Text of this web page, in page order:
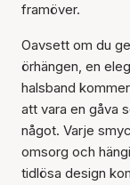
framöver.
Oavsett om du
örhängen, en
halsband
att vara en gåva
något. Varje
omsorg och
tidlösa design